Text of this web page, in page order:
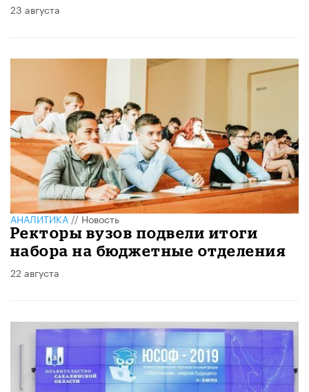
23 августа
АНАЛИТИКА//Новость
Ректоры вузов подвели итоги
набора на бюджетные отделения
22 августа